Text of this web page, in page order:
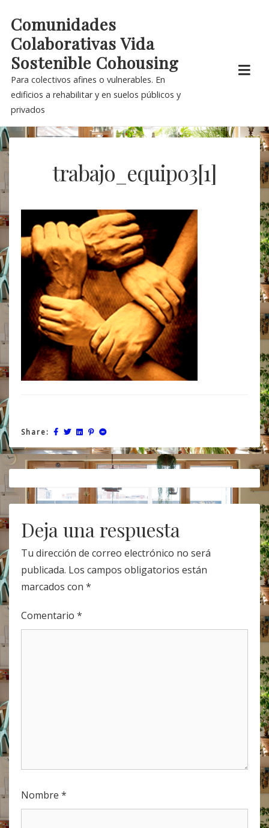
content
Comunidades
Colaborativas Vida
Sostenible Cohousing
Para colectivos afines o vulnerables. En
edificios a rehabilitar y en suelos públicos y
privados
trabajo_equipo3[1]
Share:
Post
navigation
Deja una respuesta
Tu dirección de correo electrónico no será
publicada. Los campos obligatorios están
marcados con *
Comentario *
Nombre *